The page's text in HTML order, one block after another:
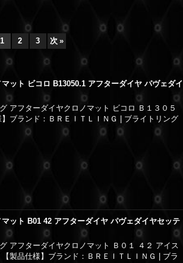
1 2 3 次 »
ット ビコロ B13050.1 アフターダイヤ パヴェダイ
アフターダイヤクロノマット ビコロ Ｂ１３０５
ブランド：ＢＲＥＩＴＬＩＮＧ | ブライトリング
ット B01 42 アフターダイヤ パヴェダイヤセッテ
アフターダイヤクロノマット Ｂ０１ ４２ アイス
製品仕様】ブランド：ＢＲＥＩＴＬＩＮＧ | ブラ